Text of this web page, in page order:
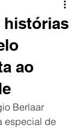
histórias
ao
Berlaar
especial de